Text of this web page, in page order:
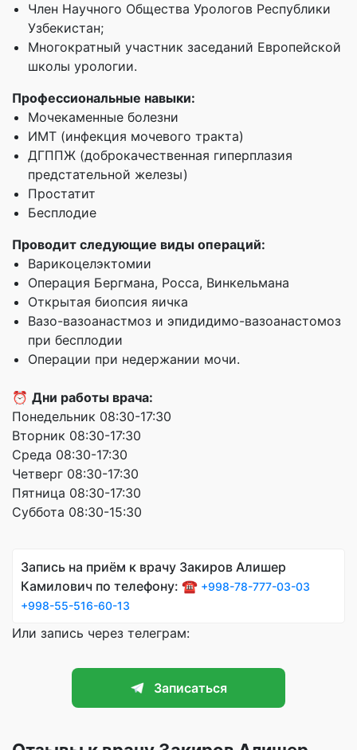
Член Научного Общества Урологов Республики
Узбекистан;
Многократный участник заседаний Европейской
школы урологии.
Профессиональные навыки:
Мочекаменные болезни
ИМТ (инфекция мочевого тракта)
ДГППЖ (доброкачественная гиперплазия
предстательной железы)
Простатит
Бесплодие
Проводит следующие виды операций:
Варикоцелэктомии
Операция Бергмана, Росса, Винкельмана
Открытая биопсия яичка
Вазо-вазоанастмоз и эпидидимо-вазоанастомоз
при бесплодии
Операции при недержании мочи.
⏰ Дни работы врача:
Понедельник 08:30-17:30
Вторник 08:30-17:30
Среда 08:30-17:30
Четверг 08:30-17:30
Пятница 08:30-17:30
Суббота 08:30-15:30
Запись на приём к врачу Закиров Алишер
Камилович по телефону: ☎️ +998-78-777-03-03
+998-55-516-60-13
Или запись через телеграм:
Записаться